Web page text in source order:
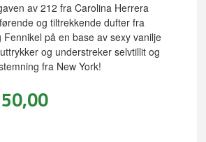
av 212 fra Carolina Herrera
og tiltrekkende dufter fra
Fennikel på en base av sexy vanilje
og understreker selvtillit og
fra New York!